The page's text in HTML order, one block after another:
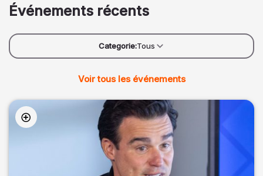
Événements récents
Categorie:Tous
Voir tous les événements